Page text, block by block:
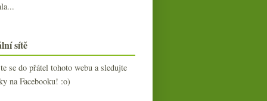
sítě
se do přátel tohoto webu a sledujte
na Facebooku! :o)